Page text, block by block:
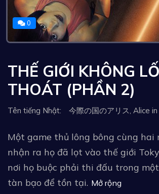
0
THẾ GIỚI KHÔNG
THOÁT (PHẦN 2)
Một game thủ lông bông cùng hai
nhận ra họ đã lọt vào thế giới
nơi họ buộc phải thi đấu trong
tàn bạo để tồn tại. Mở rộng